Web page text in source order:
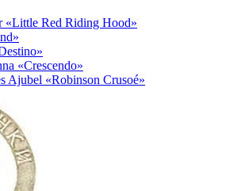
«Little Red Riding Hood»
«Crescendo»
Ajubel «Robinson Crusoé»